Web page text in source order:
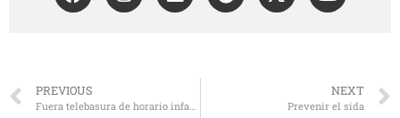
PREVIOUS
Fuera telebasura de horario infantil
NEXT
Prevenir el sida